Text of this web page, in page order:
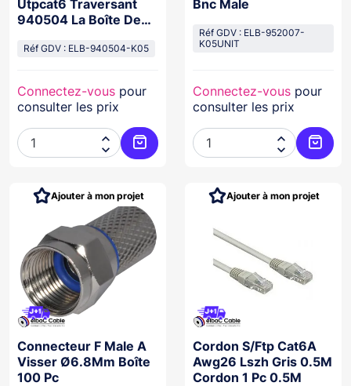
Utpcat6 Traversant
940504 La Boîte De
Réf GDV : ELB-940504-K05
Connectez-vous pour
consulter les prix


Ajouter au panier
Bnc Male
Réf GDV : ELB-952007-
K05UNIT
Connectez-vous pour
consulter les prix


Connecteur F Male A
Visser Ø6.8Mm Boîte
100 Pc
Ajouter à mon projet
Cordon S/Ftp Cat6A
Awg26 Lszh Gris 0.5M
Cordon 1 Pc 0.5M
Ajouter à mon projet